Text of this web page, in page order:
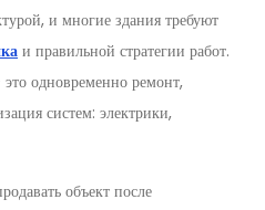
и многие здания требуют
и правильной стратегии работ.
одновременно ремонт,
систем: электрики,
объект после